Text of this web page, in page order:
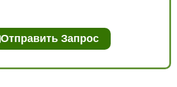
Отправить Запрос